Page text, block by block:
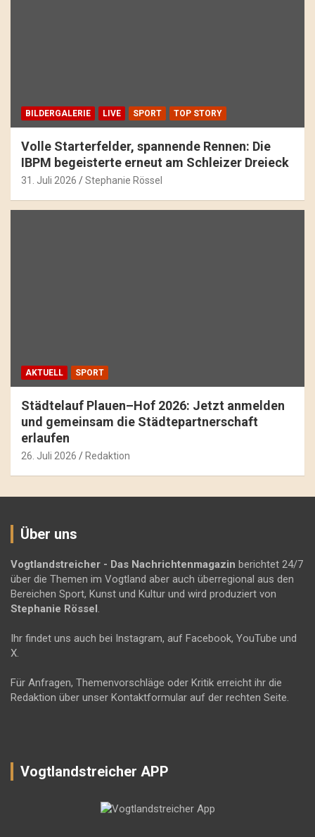
BILDERGALERIE LIVE SPORT TOP STORY
Volle Starterfelder, spannende Rennen: Die
IBPM begeisterte erneut am Schleizer Dreieck
31. Juli 2026 Stephanie Rössel
AKTUELL SPORT
Städtelauf Plauen–Hof 2026: Jetzt anmelden
und gemeinsam die Städtepartnerschaft
erlaufen
26. Juli 2026 Redaktion
Über uns
Vogtlandstreicher - Das Nachrichtenmagazin berichtet 24/7
über die Themen im Vogtland aber auch überregional aus den
Bereichen Sport, Kunst und Kultur und wird produziert von
Stephanie Rössel.
Ihr findet uns auch bei Instagram, auf Facebook, YouTube und
X.
Für Anfragen, Themenvorschläge oder Kritik erreicht ihr die
Redaktion über unser Kontaktformular auf der rechten Seite.
Vogtlandstreicher APP